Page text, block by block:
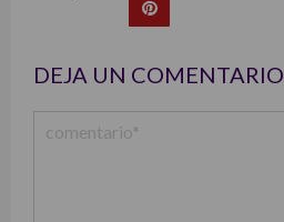
DEJA UN COMENTARIO